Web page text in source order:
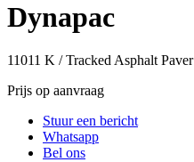
Dynapac
11011 K / Tracked Asphalt Paver
Prijs op aanvraag
Stuur een bericht
Whatsapp
Bel ons